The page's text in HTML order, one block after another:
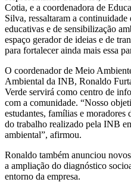
Cotia, e a coordenadora de
Silva, ressaltaram a
educativas e de sensibilização
espaço gerador de ideias e de
para fortalecer ainda mais essa
O coordenador de Meio
Ambiental da INB, Ronaldo
Verde servirá como centro de
com a comunidade. “Nosso
estudantes, famílias e moradores
do trabalho realizado pela INB
ambiental”, afirmou.
Ronaldo também anunciou
a ampliação do diagnóstico
entorno da empresa.